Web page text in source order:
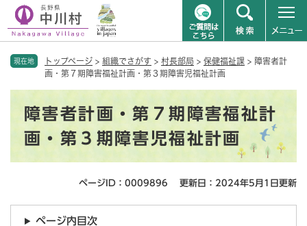
現在地 トップページ > 組織でさがす > 村長部局 > 保健福祉課 > 障害者計
画・第７期障害福祉計画・第３期障害児福祉計画
障害者計画・第７期障害福祉計
画・第３期障害児福祉計画
ページID：0009896 更新日：2024年5月1日更新
ページ内目次